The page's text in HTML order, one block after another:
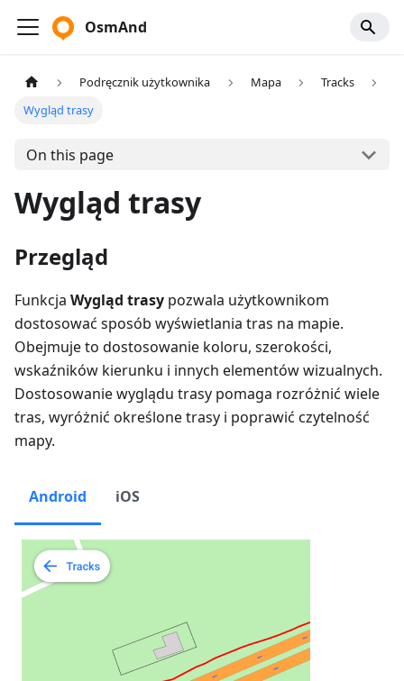
OsmAnd
Podręcznik użytkownika Mapa
Tracks
Wygląd trasy
On this page
Wygląd trasy
Przegląd
Funkcja Wygląd trasy pozwala użytkownikom
dostosować sposób wyświetlania tras na mapie.
Obejmuje to dostosowanie koloru, szerokości,
wskaźników kierunku i innych elementów wizualnych.
Dostosowanie wyglądu trasy pomaga rozróżnić wiele
tras, wyróżnić określone trasy i poprawić czytelność
mapy.
Android iOS